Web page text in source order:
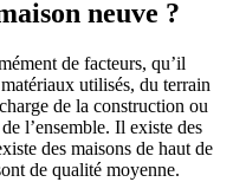
neuve ?
de facteurs, qu’il
utilisés, du terrain
de la construction ou
l’ensemble. Il existe des
des maisons de haut de
de qualité moyenne.